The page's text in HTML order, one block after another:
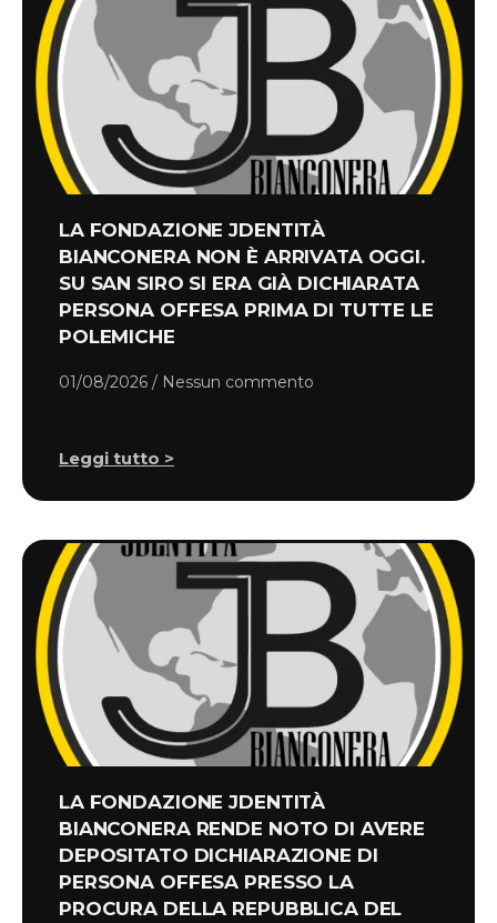
LA FONDAZIONE JDENTITÀ
BIANCONERA NON È ARRIVATA OGGI.
SU SAN SIRO SI ERA GIÀ DICHIARATA
PERSONA OFFESA PRIMA DI TUTTE LE
POLEMICHE
01/08/2026 Nessun commento
Leggi tutto >
LA FONDAZIONE JDENTITÀ
BIANCONERA RENDE NOTO DI AVERE
DEPOSITATO DICHIARAZIONE DI
PERSONA OFFESA PRESSO LA
PROCURA DELLA REPUBBLICA DEL